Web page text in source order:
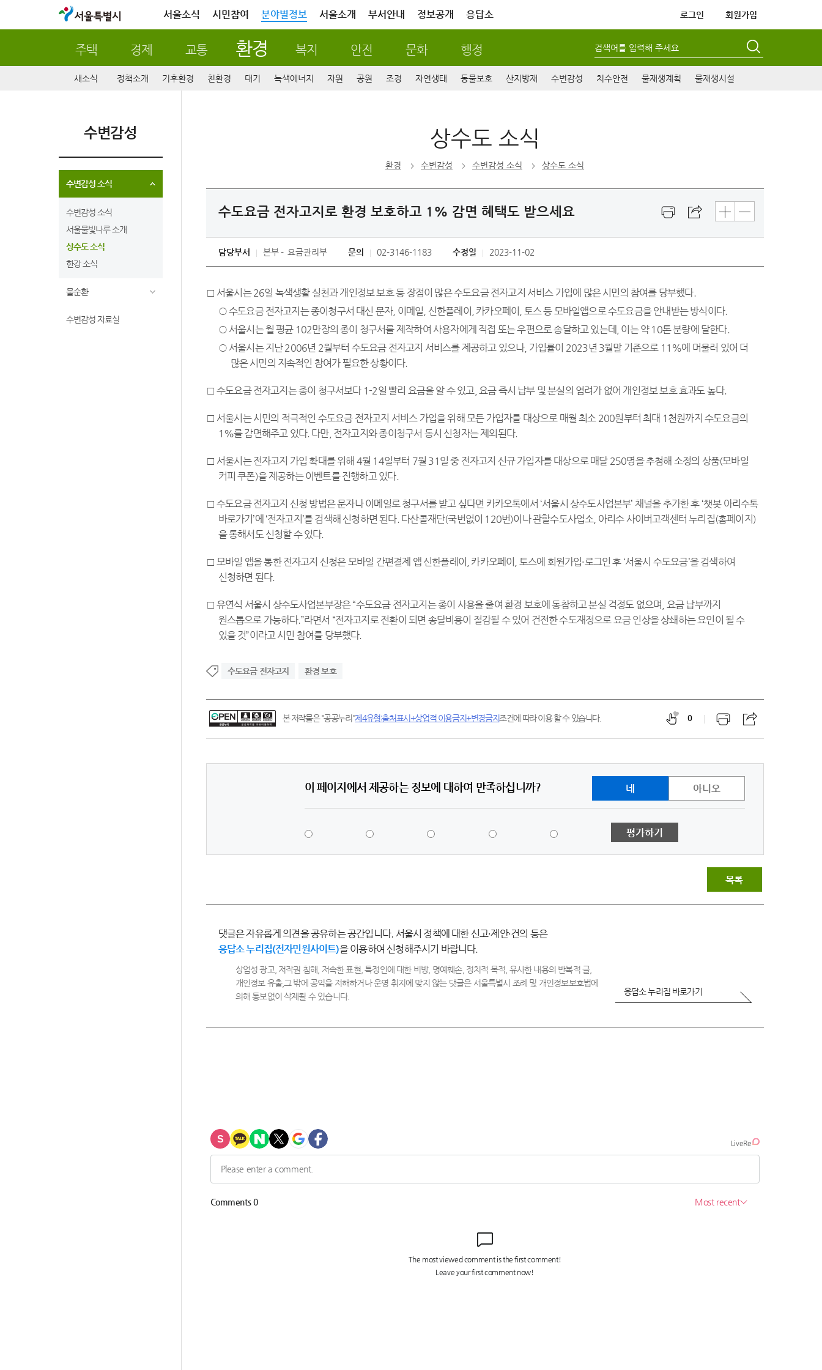
서울특별시 서울소식 시민참여 분야별정보 서울소개 부서안내 정보공개 응답소 로그인 회원가입
주택 경제 교통 환경 복지 안전 문화 행정 검색어를 입력해 주세요
새소식 정책소개 기후환경 친환경 대기 녹색에너지 자원 공원 조경 자연생태 동물보호 산지방재 수변감성 치수안전 물재생계획 물재생시설
수변감성
수변감성 소식
수변감성 소식
서울물빛나루 소개
상수도 소식
한강 소식
물순환
수변감성 자료실
상수도 소식
환경 수변감성 수변감성 소식 상수도 소식
수도요금 전자고지로 환경 보호하고 1% 감면 혜택도 받으세요
담당부서 본부 요금관리부 문의 02-3146-1183 수정일 2023-11-02
□ 서울시는 26일 녹색생활 실천과 개인정보 보호 등 장점이 많은 수도요금 전자고지 서비스 가입에 많은 시민의 참여를 당부했다.
○ 수도요금 전자고지는 종이청구서 대신 문자, 이메일, 신한플레이, 카카오페이, 토스 등 모바일앱으로 수도요금을 안내받는 방식이다.
○ 서울시는 월 평균 102만장의 종이 청구서를 제작하여 사용자에게 직접 또는 우편으로 송달하고 있는데, 이는 약 10톤 분량에 달한다.
○ 서울시는 지난 2006년 2월부터 수도요금 전자고지 서비스를 제공하고 있으나, 가입률이 2023년 3월말 기준으로 11%에 머물러 있어 더
많은 시민의 지속적인 참여가 필요한 상황이다.
□ 수도요금 전자고지는 종이 청구서보다 1-2일 빨리 요금을 알 수 있고, 요금 즉시 납부 및 분실의 염려가 없어 개인정보 보호 효과도 높다.
□ 서울시는 시민의 적극적인 수도요금 전자고지 서비스 가입을 위해 모든 가입자를 대상으로 매월 최소 200원부터 최대 1천원까지 수도요금의
1%를 감면해주고 있다. 다만, 전자고지와 종이청구서 동시 신청자는 제외된다.
□ 서울시는 전자고지 가입 확대를 위해 4월 14일부터 7월 31일 중 전자고지 신규 가입자를 대상으로 매달 250명을 추첨해 소정의 상품(모바일
커피 쿠폰)을 제공하는 이벤트를 진행하고 있다.
□ 수도요금 전자고지 신청 방법은 문자나 이메일로 청구서를 받고 싶다면 카카오톡에서 ‘서울시 상수도사업본부’ 채널을 추가한 후 ‘챗봇 아리수톡
바로가기’에 ‘전자고지’를 검색해 신청하면 된다. 다산콜재단(국번없이 120번)이나 관할수도사업소, 아리수 사이버고객센터 누리집(홈페이지)
을 통해서도 신청할 수 있다.
□ 모바일 앱을 통한 전자고지 신청은 모바일 간편결제 앱 신한플레이, 카카오페이, 토스에 회원가입·로그인 후 ‘서울시 수도요금’을 검색하여
신청하면 된다.
□ 유연식 서울시 상수도사업본부장은 “수도요금 전자고지는 종이 사용을 줄여 환경 보호에 동참하고 분실 걱정도 없으며, 요금 납부까지
원스톱으로 가능하다.”라면서 “전자고지로 전환이 되면 송달비용이 절감될 수 있어 건전한 수도재정으로 요금 인상을 상쇄하는 요인이 될 수
있을 것”이라고 시민 참여를 당부했다.
수도요금 전자고지 환경 보호
0
본 저작물은 "공공누리"제4유형:출처표시+상업적 이용금지+변경금지조건에 따라 이용 할 수 있습니다.
이 페이지에서 제공하는 정보에 대하여 만족하십니까? 네 아니오
평가하기
목록
댓글은 자유롭게 의견을 공유하는 공간입니다. 서울시 정책에 대한 신고·제안·건의 등은
응답소 누리집(전자민원사이트)을 이용하여 신청해주시기 바랍니다.
상업성 광고, 저작권 침해, 저속한 표현, 특정인에 대한 비방, 명예훼손, 정치적 목적, 유사한 내용의 반복적 글,
개인정보 유출,그 밖에 공익을 저해하거나 운영 취지에 맞지 않는 댓글은 서울특별시 조례 및 개인정보보호법에
의해 통보없이 삭제될 수 있습니다.
응답소 누리집 바로가기